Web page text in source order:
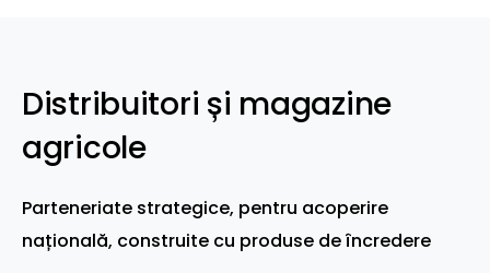
Distribuitori și magazine
agricole
Parteneriate strategice, pentru acoperire
națională, construite cu produse de încredere